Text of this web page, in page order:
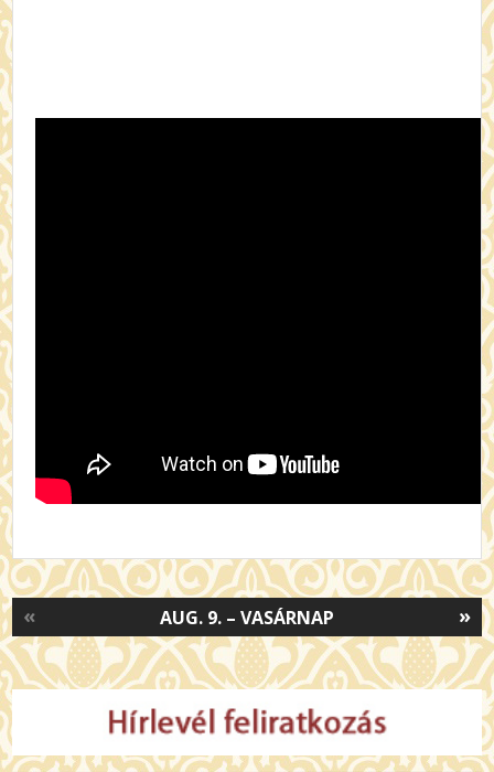
»
AUG. 9. – VASÁRNAP
«